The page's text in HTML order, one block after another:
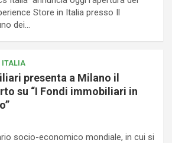
Store in Italia presso Il
dei…
ITALIA
presenta a Milano il
su “I Fondi immobiliari in
socio-economico mondiale, in cui si